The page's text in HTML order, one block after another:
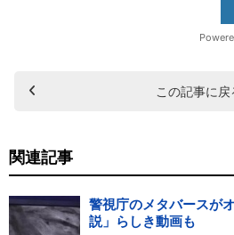
この記事に戻
関連記事
警視庁のメタバースが
説」らしき動画も